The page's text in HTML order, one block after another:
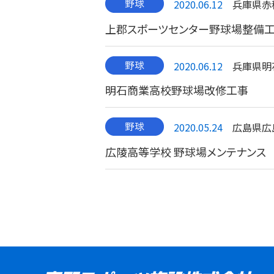
2020.06.12 兵庫県
上郡スポーツセンター野球場整備
2020.06.12 兵庫県
明石商業高校野球場改修工事
2020.05.24 広島県
広陵高等学校 野球場メンテナンス